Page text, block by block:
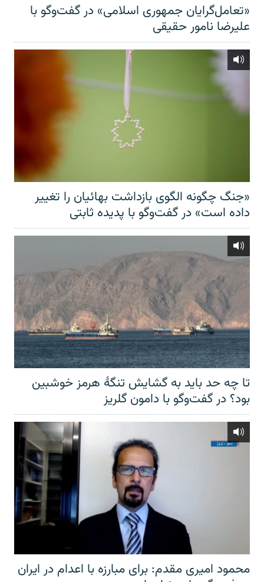
«تعامل‌گرایان جمهوری اسلامی» در گفت‌وگو با
علیرضا نامور حقیقی
«جنگ چگونه الگوی بازداشت بهائیان را تغییر
داده است» در گفت‌وگو با پدیده ثابتی
تا چه حد باید به گشایش تنگهٔ هرمز خوشبین
بود؟ در گفت‌وگو با دامون گلریز
محمود امیری مقدم: برای مبارزه با اعدام در ایران